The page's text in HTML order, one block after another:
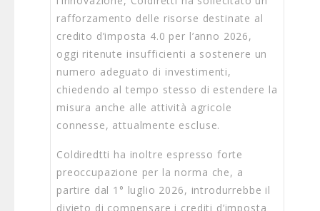
rafforzamento delle risorse destinate al
credito d’imposta 4.0 per l’anno 2026,
oggi ritenute insufficienti a sostenere un
numero adeguato di investimenti,
chiedendo al tempo stesso di estendere la
misura anche alle attività agricole
connesse, attualmente escluse.
Coldiredtti ha inoltre espresso forte
preoccupazione per la norma che, a
partire dal 1° luglio 2026, introdurrebbe il
divieto di compensare i crediti d’imposta